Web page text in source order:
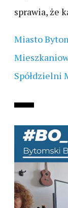
sprawia, że
Miasto
Spółdzielni